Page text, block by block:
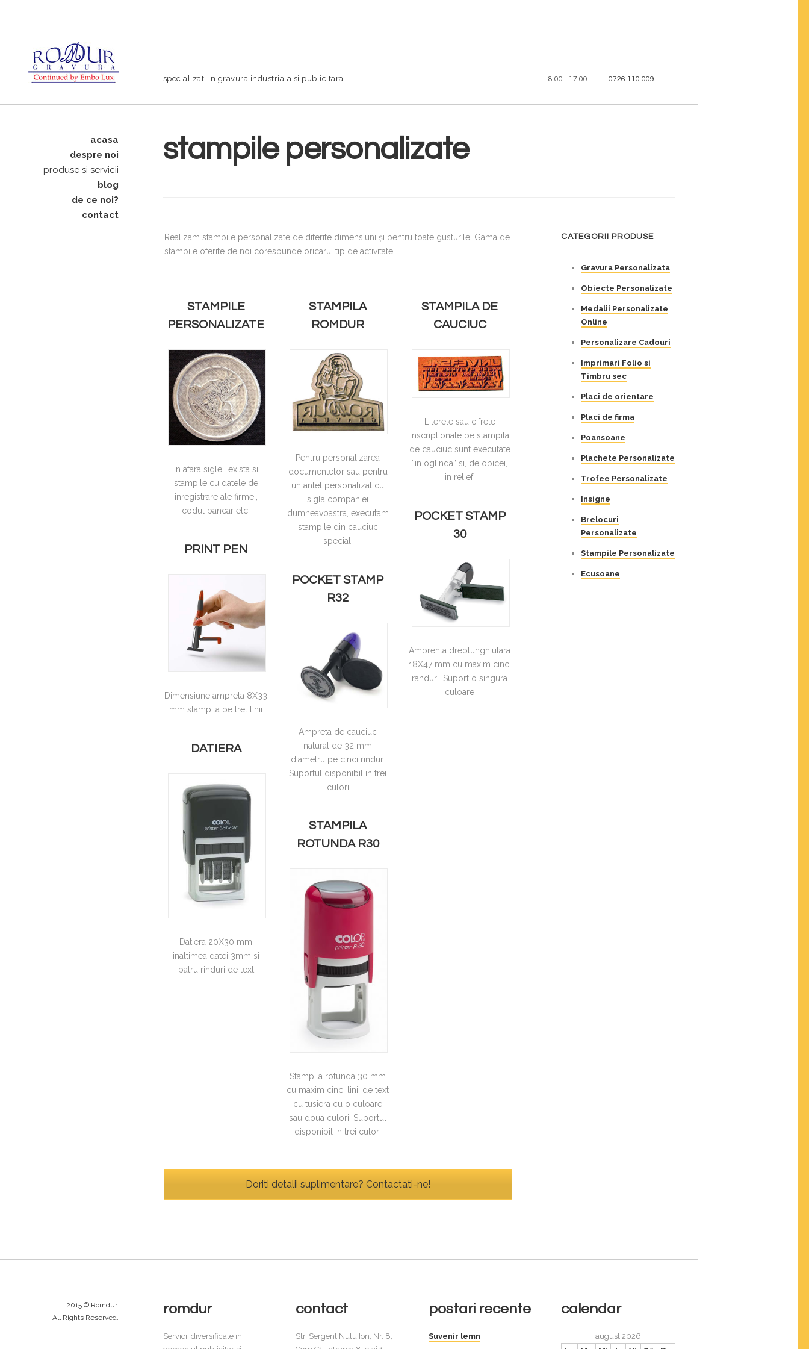
specializati in gravura industriala si publicitara 8:00 - 17:00 0726.110.009
acasa
despre noi
produse si servicii
blog
de ce noi?
contact
stampile personalizate
Realizam stampile personalizate de diferite dimensiuni şi pentru toate gusturile. Gama de
stampile oferite de noi corespunde oricarui tip de activitate.
STAMPILE
PERSONALIZATE
In afara siglei, exista si
stampile cu datele de
inregistrare ale firmei,
codul bancar etc.
PRINT PEN
Dimensiune ampreta 8X33
mm stampila pe trel linii
DATIERA
Datiera 20X30 mm
inaltimea datei 3mm si
patru rinduri de text
STAMPILA
ROMDUR
Pentru personalizarea
documentelor sau pentru
un antet personalizat cu
sigla companiei
dumneavoastra, executam
stampile din cauciuc
special.
POCKET STAMP
R32
Ampreta de cauciuc
natural de 32 mm
diametru pe cinci rindur.
Suportul disponibil in trei
culori
STAMPILA
ROTUNDA R30
Stampila rotunda 30 mm
cu maxim cinci linii de text
cu tusiera cu o culoare
sau doua culori. Suportul
disponibil in trei culori
STAMPILA DE
CAUCIUC
Literele sau cifrele
inscriptionate pe stampila
de cauciuc sunt executate
“in oglinda” si, de obicei,
in relief.
POCKET STAMP
30
Amprenta dreptunghiulara
18X47 mm cu maxim cinci
randuri. Suport o singura
culoare
Doriti detalii suplimentare? Contactati-ne!
CATEGORII PRODUSE
Gravura Personalizata
Obiecte Personalizate
Medalii Personalizate
Online
Personalizare Cadouri
Imprimari Folio si
Timbru sec
Placi de orientare
Placi de firma
Poansoane
Plachete Personalizate
Trofee Personalizate
Insigne
Brelocuri
Personalizate
Stampile Personalizate
Ecusoane
2015 © Romdur.
All Rights Reserved.
romdur
Servicii diversificate in
contact
Str. Sergent Nutu Ion, Nr. 8,
postari recente
Suvenir lemn
calendar
august 2026